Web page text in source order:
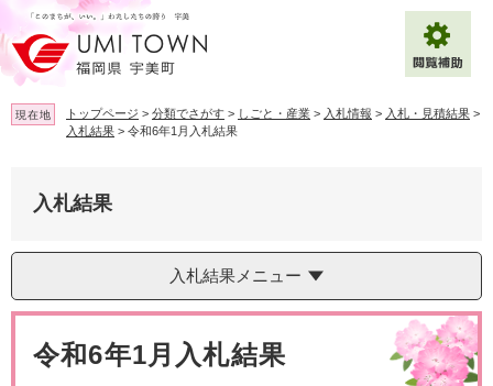
ー
ジ
の
先
頭
ニ
ュ
ー
を
飛
背景色変更
Multilingual（English・中文・한글）
現在地 トップページ > 分類でさがす > しごと・産業 > 入札情報 > 入札・見積結果 >
入札結果 > 令和6年1月入札結果
入札結果
入札結果メニュー
令和6年1月入札結果